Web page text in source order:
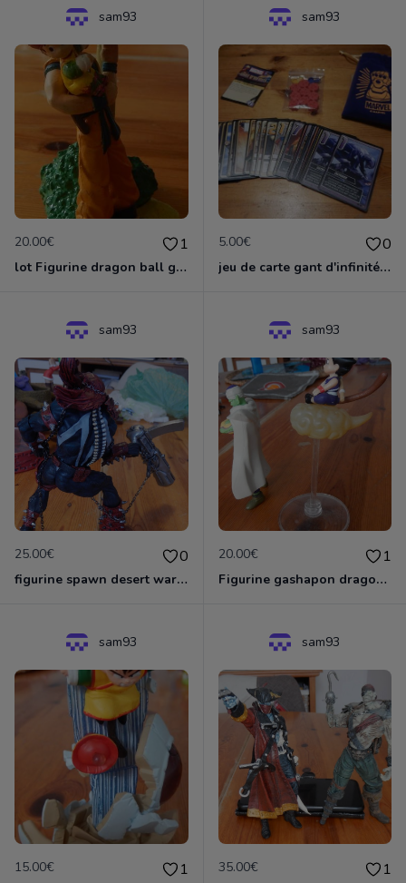
sam93
20.00€ 1
lot Figurine dragon ball gashopen sagohan + vegeta+young goan
sam93
5.00€ 0
jeu de carte gant d'infinité marvel
sam93
25.00€ 0
figurine spawn desert warrior
sam93
20.00€ 1
Figurine gashapon dragon ball
sam93
15.00€ 1
sam93
35.00€ 1